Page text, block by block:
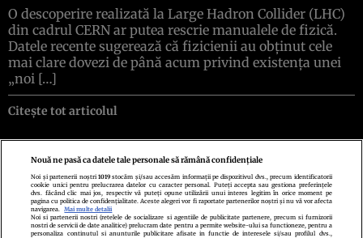
O descoperire realizată la Large Hadron Collider (LHC)
din cadrul CERN ar putea rescrie manualele de fizică.
Datele recente sugerează că fizicienii au obținut cele
mai clare dovezi de până acum privind existența unei
„noi […]
Citește tot articolul
Politica de confidenţialitatePolitica de cookiesTermeni şi condiţii
Echipa redacționalăContactSetări Cookies
Nouă ne pasă ca datele tale personale să rămână confidențiale
Noi și partenerii noștri1019 stocăm și/sau accesăm informații pe dispozitivul dvs., precum identificatorii
cookie unici pentru prelucrarea datelor cu caracter personal. Puteți accepta sau gestiona preferințele
dvs. făcând clic mai jos, respectiv vă puteți opune utilizării unui interes legitim în orice moment pe
pagina cu politica de confidențialitate. Aceste alegeri vor fi raportate partenerilor noștri și nu vă vor afecta
navigarea.
Mai multe detalii
Noi si partenerii nostri (retelele de socializare si agentiile de publicitate partenere, precum si furnizorii
nostri de servicii de date analitice) prelucram date pentru a permite website-ului sa functioneze, pentru a
personaliza continutul si anunturile publicitare afisate in functie de interesele si/sau profilul dvs.,